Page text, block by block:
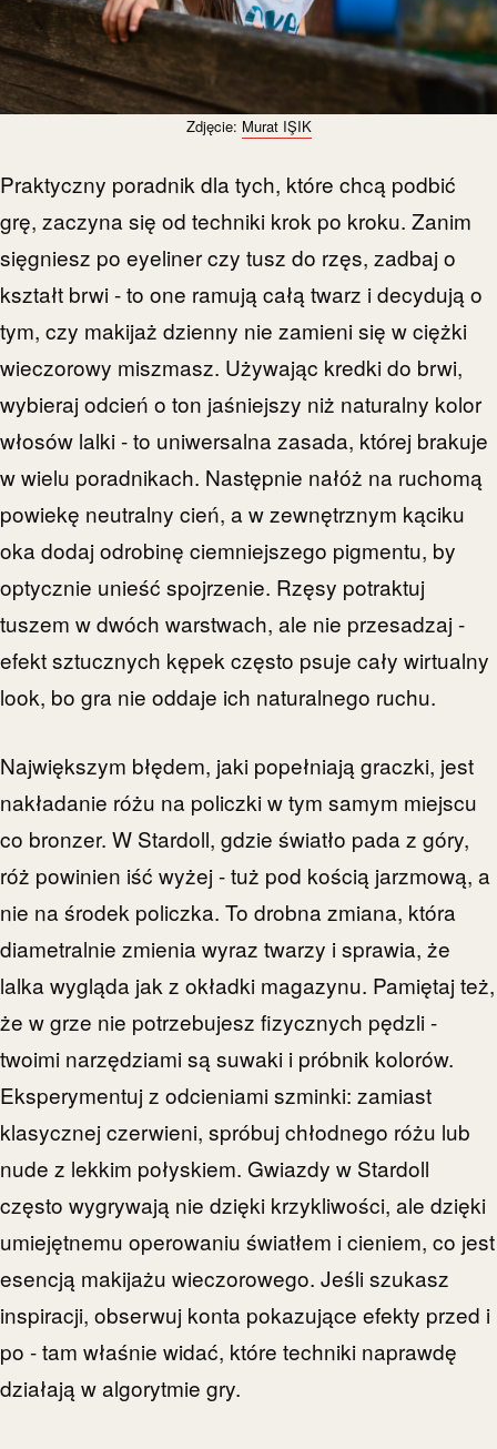
Zdjęcie: Murat IŞIK
Praktyczny poradnik dla tych, które chcą podbić
grę, zaczyna się od techniki krok po kroku. Zanim
sięgniesz po eyeliner czy tusz do rzęs, zadbaj o
kształt brwi - to one ramują całą twarz i decydują o
tym, czy makijaż dzienny nie zamieni się w ciężki
wieczorowy miszmasz. Używając kredki do brwi,
wybieraj odcień o ton jaśniejszy niż naturalny kolor
włosów lalki - to uniwersalna zasada, której brakuje
w wielu poradnikach. Następnie nałóż na ruchomą
powiekę neutralny cień, a w zewnętrznym kąciku
oka dodaj odrobinę ciemniejszego pigmentu, by
optycznie unieść spojrzenie. Rzęsy potraktuj
tuszem w dwóch warstwach, ale nie przesadzaj -
efekt sztucznych kępek często psuje cały wirtualny
look, bo gra nie oddaje ich naturalnego ruchu.
Największym błędem, jaki popełniają graczki, jest
nakładanie różu na policzki w tym samym miejscu
co bronzer. W Stardoll, gdzie światło pada z góry,
róż powinien iść wyżej - tuż pod kością jarzmową, a
nie na środek policzka. To drobna zmiana, która
diametralnie zmienia wyraz twarzy i sprawia, że
lalka wygląda jak z okładki magazynu. Pamiętaj też,
że w grze nie potrzebujesz fizycznych pędzli -
twoimi narzędziami są suwaki i próbnik kolorów.
Eksperymentuj z odcieniami szminki: zamiast
klasycznej czerwieni, spróbuj chłodnego różu lub
nude z lekkim połyskiem. Gwiazdy w Stardoll
często wygrywają nie dzięki krzykliwości, ale dzięki
umiejętnemu operowaniu światłem i cieniem, co jest
esencją makijażu wieczorowego. Jeśli szukasz
inspiracji, obserwuj konta pokazujące efekty przed i
po - tam właśnie widać, które techniki naprawdę
działają w algorytmie gry.